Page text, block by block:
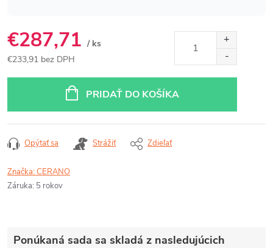
€287,71 / ks
€233,91 bez DPH
PRIDAŤ DO KOŠÍKA
Opýtať sa Strážiť Zdieľať
Značka:CERANO
Záruka: 5 rokov
Ponúkaná sada sa skladá z nasledujúcich